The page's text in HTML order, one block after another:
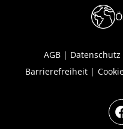
AGB Datenschutz
Barrierefreiheit